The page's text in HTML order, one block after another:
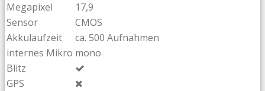
Megapixel
17,9
Sensor
CMOS
Akkulaufzeit
ca. 500 Aufnahmen
internes Mikro mono
Blitz
GPS